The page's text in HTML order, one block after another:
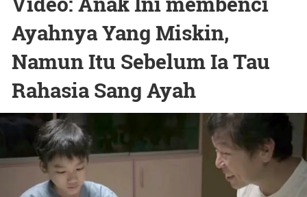
Ayahnya Yang Miskin,
Namun Itu Sebelum Ia Tau
Rahasia Sang Ayah